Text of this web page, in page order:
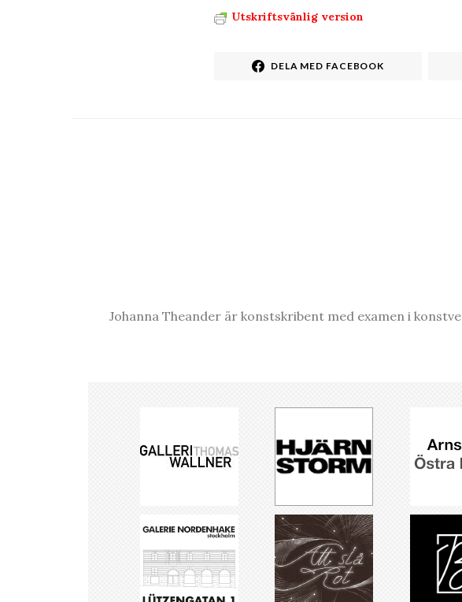
Utskriftsvänlig version
DELA MED FACEBOOK
Johanna Theander är konstskribent med examen i